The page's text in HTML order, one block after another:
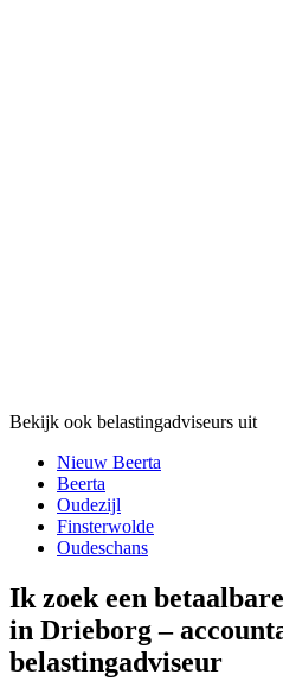
Bekijk ook belastingadviseurs uit
Nieuw Beerta
Beerta
Oudezijl
Finsterwolde
Oudeschans
Ik zoek een
in Drieborg –
belastingadviseur